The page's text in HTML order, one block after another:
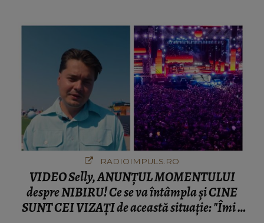
RADIOIMPULS.RO
VIDEO Selly, ANUNȚUL MOMENTULUI
despre NIBIRU! Ce se va întâmpla și CINE
SUNT CEI VIZAȚI de această situație: "Îmi e